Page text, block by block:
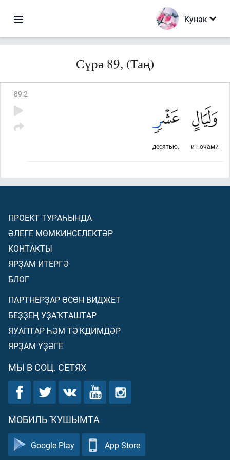
Ҡунак
Сүрә 89, (Таң)
89:2
и ночами
десятью,
ПРОЕКТ ТУРАҺЫНДА
ӘЛЕГЕ МӨМКИНСЕЛЕКТӘР
КОНТАКТЫ
ЯРҘАМ ИТЕРГӘ
БЛОГ
ПАРТНЕРҘАР ӨСӨН ВИДЖЕТ
БЕҘҘЕҢ УҘАҠТАШТАР
ЯУАПТАР ҺӘМ ТӘҠДИМДӘР
ЯРҘАМ ҮҘӘГЕ
МЫ В СОЦ. СЕТЯХ
МОБИЛЬ ҠУШЫМТА
Google Play App Store